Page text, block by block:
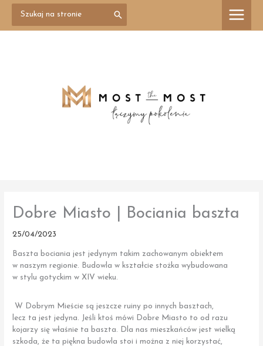
Przejdź
treści
for:
Dobre Miasto | Bociania baszta
25/04/2023
Baszta bociania jest jedynym takim zachowanym obiektem
w naszym regionie. Budowla w kształcie stożka wybudowana
w stylu gotyckim w XIV wieku.
W Dobrym Mieście są jeszcze ruiny po innych basztach,
lecz ta jest jedyna. Jeśli ktoś mówi Dobre Miasto to od razu
kojarzy się właśnie ta baszta. Dla nas mieszkańców jest wielką
szkoda, że ta piękna budowla stoi i można z niej korzystać,